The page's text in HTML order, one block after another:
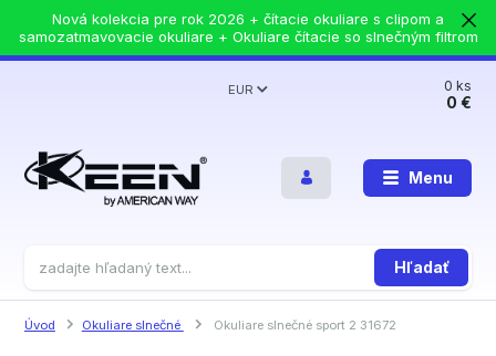
Nová kolekcia pre rok 2026 + čítacie okuliare s clipom a
samozatmavovacie okuliare + Okuliare čítacie so slnečným filtrom
Menu
EUR
Hľadať
0ks
0 €
Úvod Okuliare slnečné Okuliare slnečné sport 2 31672